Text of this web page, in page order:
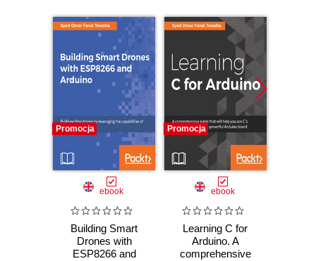
Promocja
ebook
Building Smart
Drones with
ESP8266 and
Promocja
ebook
Learning C for
Arduino. A
comprehensive